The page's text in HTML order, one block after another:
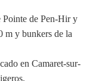
Pointe de Pen-Hir y
m y bunkers de la
en Camaret-sur-